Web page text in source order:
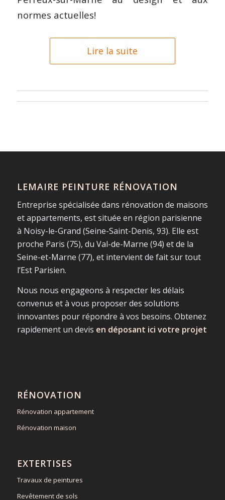
normes actuelles!
Lire la suite
LEMAIRE PEINTURE RÉNOVATION
Entreprise spécialisée dans rénovation de maisons
et appartements, est située en région parisienne
à Noisy-le-Grand (Seine-Saint-Denis, 93). Elle est
proche Paris (75), du Val-de-Marne (94) et de la
Seine-et-Marne (77), et intervient de fait sur tout
l’Est Parisien.
Nous nous engageons à respecter les délais
convenus et à vous proposer des solutions
innovantes pour répondre à vos besoins. Obtenez
rapidement un devis en déposant ici votre projet
RÉNOVATION
Rénovation appartement
Rénovation maison
EXTERTISES
Travaux de peintures
Revêtement de sols